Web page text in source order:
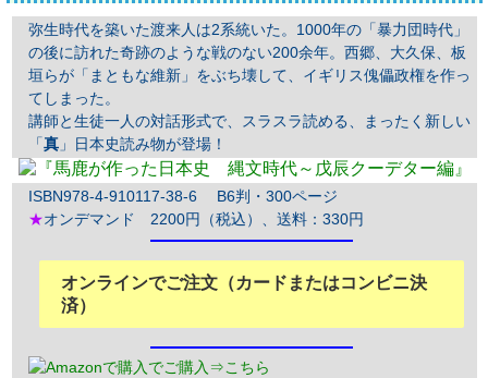
弥生時代を築いた渡来人は2系統いた。1000年の「暴力団時代」
の後に訪れた奇跡のような戦のない200余年。西郷、大久保、板
垣らが「まともな維新」をぶち壊して、イギリス傀儡政権を作っ
てしまった。
講師と生徒一人の対話形式で、スラスラ読める、まったく新しい
「真 」日本史読み物が登場！
ISBN978-4-910117-38-6 B6判・300ページ
★オンデマンド 2200円（税込）、送料：330円
オンラインでご注文（カードまたはコンビニ決
済）
でご購入⇒こちら